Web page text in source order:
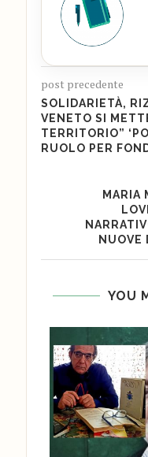
post precedente
SOLIDARIETÀ,
VENETO SI
TERRITORIO”
RUOLO PER
MARIA
NUOVE
YOU